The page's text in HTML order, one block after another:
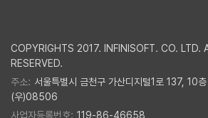
COPYRIGHTS 2017. INFINISOFT. CO. LTD.
RESERVED.
주소: 서울특별시 금천구 가산디지털1로 137, 10
(우)08506
사업자등록번호: 119-86-46658